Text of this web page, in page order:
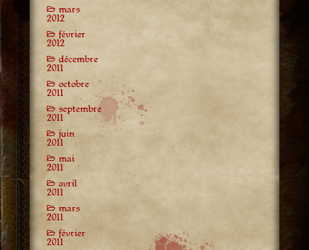
mars
2012
février
2012
décembre
2011
octobre
2011
septembre
2011
juin
2011
mai
2011
avril
2011
mars
2011
février
2011